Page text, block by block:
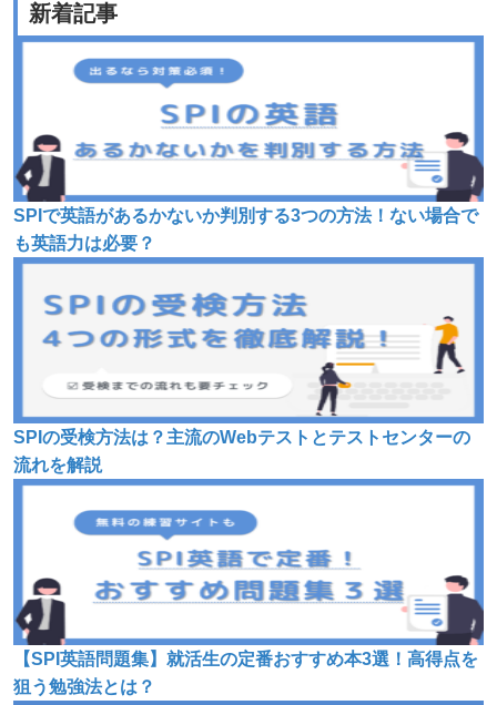
新着記事
SPIで英語があるかないか判別する3つの方法！ない場合で
も英語力は必要？
SPIの受検方法は？主流のWebテストとテストセンターの
流れを解説
【SPI英語問題集】就活生の定番おすすめ本3選！高得点を
狙う勉強法とは？